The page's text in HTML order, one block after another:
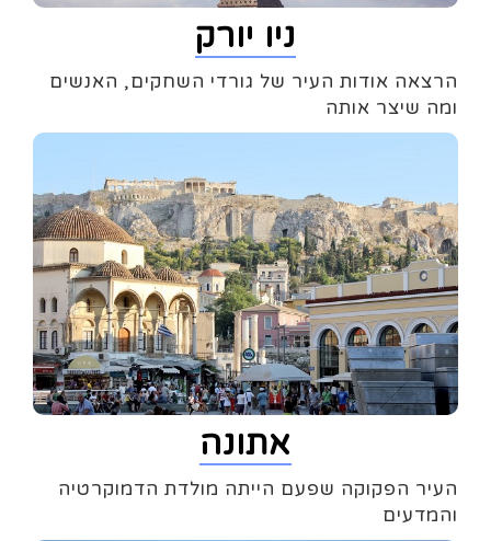
ניו יורק
הרצאה אודות העיר של גורדי השחקים, האנשים
ומה שיצר אותה
אתונה
העיר הפקוקה שפעם הייתה מולדת הדמוקרטיה
והמדעים